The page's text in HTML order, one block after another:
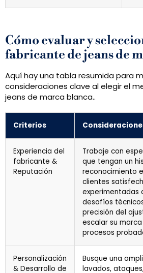
Cómo evaluar y
fabricante de jeans de
Aquí hay una tabla resumida para
consideraciones clave al elegir el
jeans de marca blanca..
Criterios
Experiencia del
fabricante &
Reputación
Trabaje con
que tengan un
reconocimiento
clientes
experimentadas
desafíos
precisión del
escalar su
procesos
Personalización
& Desarrollo de
Busque una
lavados,